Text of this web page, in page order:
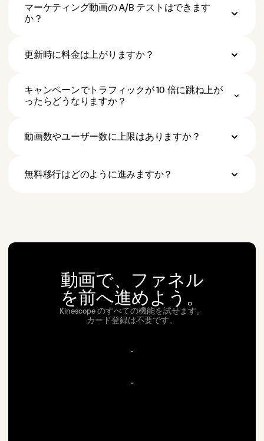
信）を発生と同時に CRM へ送信します。
ペイロードは JSON 形式で、お使いのフ
ィールドにそのままマッピングできま
n8n、あるいは開発者一人で数時間ほどあ
+$250）に束ねていますが、Kinescope は
無料プランでも連携レイヤーをオープン
に保っています。
マーケティング動画の A/B テストはできます
か？
ています。同じページの 2 つのバリエー
ションに 2 本の動画 ID を埋め込み、A/B
ば、Kinescope のページ単位アナリティク
スがバリエーションごとの視聴完了率・
離脱・CTA クリックを示します。あとは
ィブのいずれにも使えます。
更新時に料金は上がりますか？
公開している従量課金レートでお支払い
いただくだけです。万一そのレートが変
わる場合も、十分な余裕を持って事前に
段階的なボリュームディスカウントが適
キャンペーンでトラフィックが 10 倍に跳ね上が
ったらどうなりますか？
€0.03、1〜6 TB で €0.02、6〜21 TB で
€0.015、21〜51 TB で €0.01、それ以上はカ
せん。追加分の GB はより安くなり、契
約の再交渉やプランのアップグレードも
動画数やユーザー数に上限はありますか？
お支払いはストレージ・配信、そしてア
ップロード時の一回限りのトランスコー
無料移行はどのように進みますか？
タムパイプラインの場合は、まず要件を
整理したうえで、最適なプランとスケジ
ュールをご提案します。
動画で、ファネル
を前へ進めよう。
Kinescope のすべての機能を試せます。
カード登録は不要です。